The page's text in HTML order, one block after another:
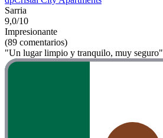
Sarria
9,0/10
Impresionante
(89 comentarios)
"Un lugar limpio y tranquilo, muy seguro"